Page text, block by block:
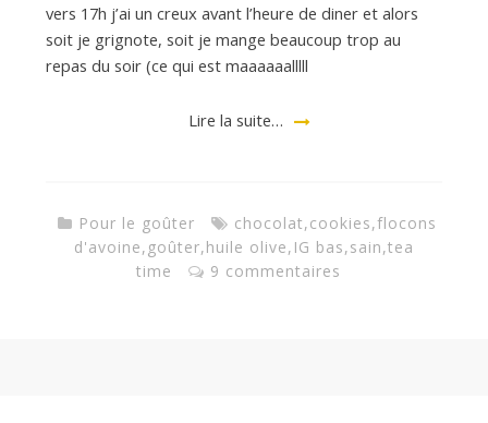
vers 17h j’ai un creux avant l’heure de diner et alors
soit je grignote, soit je mange beaucoup trop au
repas du soir (ce qui est maaaaaalllll
Lire la suite…
Pour le goûter chocolat,cookies,flocons
d'avoine, goûter,huile olive, IG bas,sain,tea
time
9 commentaires